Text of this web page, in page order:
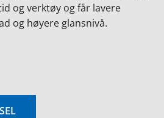
og verktøy og får lavere
og høyere glansnivå.